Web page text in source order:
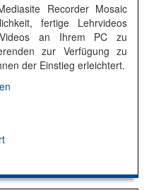
Recorder Mosaic
fertige Lehrvideos
an Ihrem PC zu
zur Verfügung zu
der Einstieg erleichtert.